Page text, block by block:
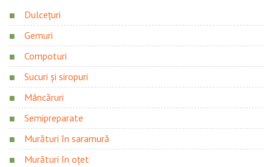
Dulcețuri
Gemuri
Compoturi
Sucuri și siropuri
Mâncăruri
Semipreparate
Murături în saramură
Murături în oțet